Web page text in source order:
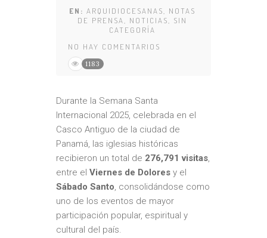
EN: ARQUIDIOCESANAS
NOTAS
DE PRENSA
NOTICIAS
SIN
CATEGORÍA
NO HAY COMENTARIOS
1183
Durante la Semana Santa
Internacional 2025, celebrada en el
Casco Antiguo de la ciudad de
Panamá, las iglesias históricas
recibieron un total de 276,791 visitas,
entre el Viernes de Dolores y el
Sábado Santo, consolidándose como
uno de los eventos de mayor
participación popular, espiritual y
cultural del país.